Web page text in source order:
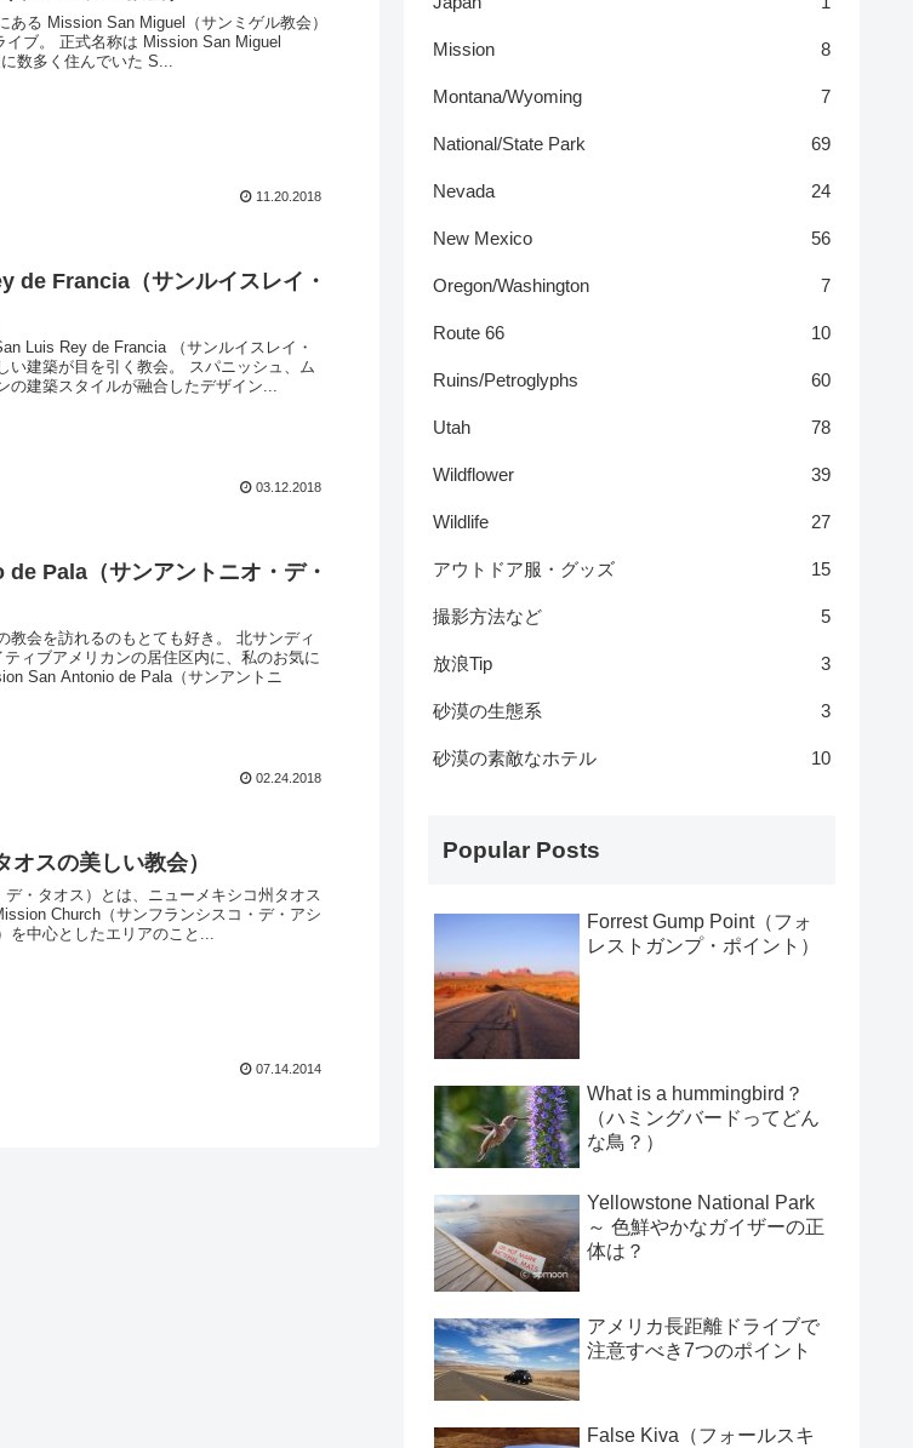
ある Mission San Miguel（サンミゲル教会）
ブ。 正式名称は Mission San Miguel
数多く住んでいた S...
11.20.2018
de Francia（サンルイスレイ・
Luis Rey de Francia （サンルイスレイ・
い建築が目を引く教会。 スパニッシュ、ム
の建築スタイルが融合したデザイン...
03.12.2018
Pala（サンアントニオ・デ・
教会を訪れるのもとても好き。 北サンディ
ィブアメリカンの居住区内に、私のお気に
San Antonio de Pala（サンアントニ
02.24.2018
スの美しい教会）
デ・タオス）とは、ニューメキシコ州タオス
Church（サンフランシスコ・デ・アシ
を中心としたエリアのこと...
07.14.2014
Mission 8
Montana/Wyoming 7
National/State Park 69
Nevada 24
New Mexico 56
Oregon/Washington 7
Route 66 10
Ruins/Petroglyphs 60
Utah 78
Wildflower 39
Wildlife 27
アウトドア服・グッズ 15
撮影方法など 5
放浪Tip 3
砂漠の生態系 3
砂漠の素敵なホテル 10
Popular Posts
Forrest Gump Point（フォ
レストガンプ・ポイント）
What is a hummingbird？
（ハミングバードってどん
な鳥？）
Yellowstone National Park
～ 色鮮やかなガイザーの正
体は？
アメリカ長距離ドライブで
注意すべき7つのポイント
False Kiva（フォールスキ